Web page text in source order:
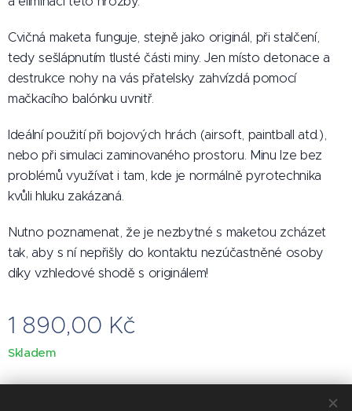
Cvičná maketa funguje, stejně jako originál, při stalčení,
tedy sešlápnutím tlusté části miny. Jen místo detonace a
destrukce nohy na vás přatelsky zahvízdá pomocí
mačkacího balónku uvnitř.
Ideální použití při bojových hrách (airsoft, paintball atd.),
nebo při simulaci zaminovaného prostoru. Minu lze bez
problémů využívat i tam, kde je normálně pyrotechnika
kvůli hluku zakázaná.
Nutno poznamenat, že je nezbytné s maketou zcházet
tak, aby s ní nepřišly do kontaktu nezúčastněné osoby
díky vzhledové shodě s originálem!
1 890,00 Kč
Skladem